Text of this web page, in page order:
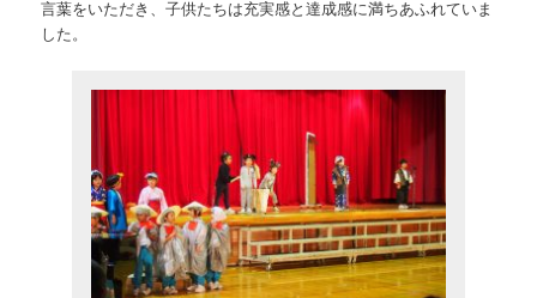
言葉をいただき、子供たちは充実感と達成感に満ちあふれていま
した。